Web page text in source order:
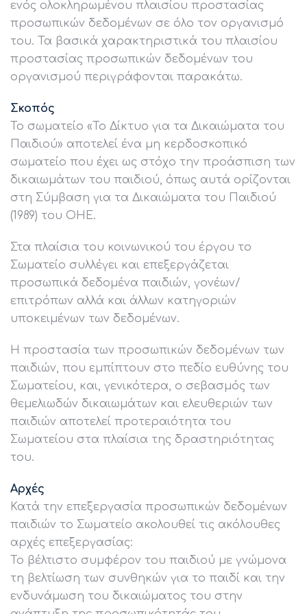
ενός ολοκληρωμένου πλαισίου προστασίας
προσωπικών δεδομένων σε όλο τον οργανισμό
του. Τα βασικά χαρακτηριστικά του πλαισίου
προστασίας προσωπικών δεδομένων του
οργανισμού περιγράφονται παρακάτω.
Σκοπός
Το σωματείο «Το Δίκτυο για τα Δικαιώματα του
Παιδιού» αποτελεί ένα μη κερδοσκοπικό
σωματείο που έχει ως στόχο την προάσπιση των
δικαιωμάτων του παιδιού, όπως αυτά ορίζονται
στη Σύμβαση για τα Δικαιώματα του Παιδιού
(1989) του ΟΗΕ.
Στα πλαίσια του κοινωνικού του έργου το
Σωματείο συλλέγει και επεξεργάζεται
προσωπικά δεδομένα παιδιών, γονέων/
επιτρόπων αλλά και άλλων κατηγοριών
υποκειμένων των δεδομένων.
Η προστασία των προσωπικών δεδομένων των
παιδιών, που εμπίπτουν στο πεδίο ευθύνης του
Σωματείου, και, γενικότερα, ο σεβασμός των
θεμελιωδών δικαιωμάτων και ελευθεριών των
παιδιών αποτελεί προτεραιότητα του
Σωματείου στα πλαίσια της δραστηριότητας
του.
Αρχές
Κατά την επεξεργασία προσωπικών δεδομένων
παιδιών το Σωματείο ακολουθεί τις ακόλουθες
αρχές επεξεργασίας:
Το βέλτιστο συμφέρον του παιδιού με γνώμονα
τη βελτίωση των συνθηκών για το παιδί και την
ενδυνάμωση του δικαιώματος του στην